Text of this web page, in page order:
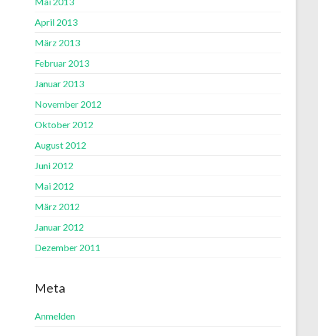
April 2013
März 2013
Februar 2013
Januar 2013
November 2012
Oktober 2012
August 2012
Juni 2012
Mai 2012
März 2012
Januar 2012
Dezember 2011
Meta
Anmelden